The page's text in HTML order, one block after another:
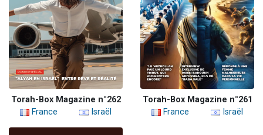
Torah-Box Magazine n°262
France
Israël
Torah-Box Magazine n°261
France
Israël